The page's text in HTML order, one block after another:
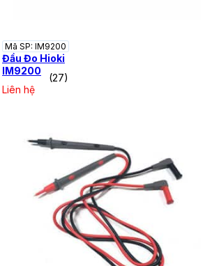
Mã SP: IM9200
Đầu Đo Hioki
IM9200
(27)
Liên hệ